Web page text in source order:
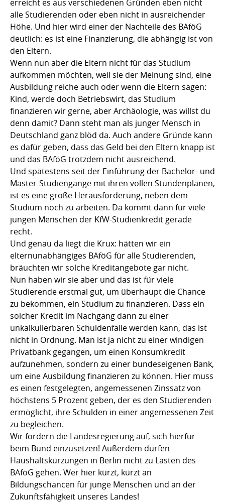
erreicht es aus verschiedenen Gründen eben nicht
alle Studierenden oder eben nicht in ausreichender
Höhe. Und hier wird einer der Nachteile des BAföG
deutlich: es ist eine Finanzierung, die abhängig ist von
den Eltern.
Wenn nun aber die Eltern nicht für das Studium
aufkommen möchten, weil sie der Meinung sind, eine
Ausbildung reiche auch oder wenn die Eltern sagen:
Kind, werde doch Betriebswirt, das Studium
finanzieren wir gerne, aber Archäologie, was willst du
denn damit? Dann steht man als junger Mensch in
Deutschland ganz blöd da. Auch andere Gründe kann
es dafür geben, dass das Geld bei den Eltern knapp ist
und das BAföG trotzdem nicht ausreichend.
Und spätestens seit der Einführung der Bachelor- und
Master-Studiengänge mit ihren vollen Stundenplänen,
ist es eine große Herausforderung, neben dem
Studium noch zu arbeiten. Da kommt dann für viele
jungen Menschen der KfW-Studienkredit gerade
recht.
Und genau da liegt die Krux: hätten wir ein
elternunabhängiges BAföG für alle Studierenden,
bräuchten wir solche Kreditangebote gar nicht.
Nun haben wir sie aber und das ist für viele
Studierende erstmal gut, um überhaupt die Chance
zu bekommen, ein Studium zu finanzieren. Dass ein
solcher Kredit im Nachgang dann zu einer
unkalkulierbaren Schuldenfalle werden kann, das ist
nicht in Ordnung. Man ist ja nicht zu einer windigen
Privatbank gegangen, um einen Konsumkredit
aufzunehmen, sondern zu einer bundeseigenen Bank,
um eine Ausbildung finanzieren zu können. Hier muss
es einen festgelegten, angemessenen Zinssatz von
höchstens 5 Prozent geben, der es den Studierenden
ermöglicht, ihre Schulden in einer angemessenen Zeit
zu begleichen.
Wir fordern die Landesregierung auf, sich hierfür
beim Bund einzusetzen! Außerdem dürfen
Haushaltskürzungen in Berlin nicht zu Lasten des
BAföG gehen. Wer hier kürzt, kürzt an
Bildungschancen für junge Menschen und an der
Zukunftsfähigkeit unseres Landes!